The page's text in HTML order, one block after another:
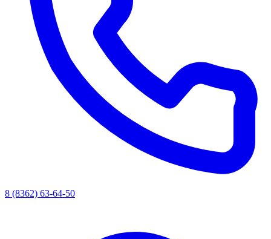
8 (8362) 63-64-50